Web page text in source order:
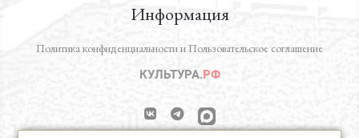
Информация
Политика конфиденциальности и Пользовательское соглашение
vk telegram